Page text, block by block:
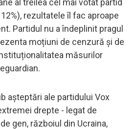
rezultatele îl fac aproape
Partidul nu a îndeplinit pragul
moțiuni de cenzură și de
măsurilor
așteptări ale partidului Vox
drepte - legat de
gen, războiul din Ucraina,